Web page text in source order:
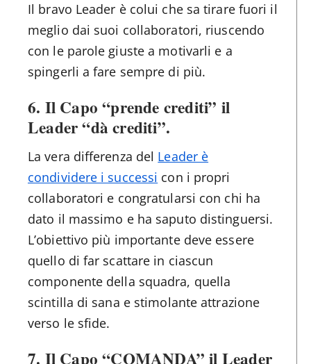
Il bravo Leader è colui che sa tirare fuori il
meglio dai suoi collaboratori, riuscendo
con le parole giuste a motivarli e a
spingerli a fare sempre di più.
6. Il Capo “prende crediti” il
Leader “dà crediti”.
La vera differenza del Leader è
condividere i successi con i propri
collaboratori e congratularsi con chi ha
dato il massimo e ha saputo distinguersi.
L’obiettivo più importante deve essere
quello di far scattare in ciascun
componente della squadra, quella
scintilla di sana e stimolante attrazione
verso le sfide.
7. Il Capo “COMANDA” il Leader